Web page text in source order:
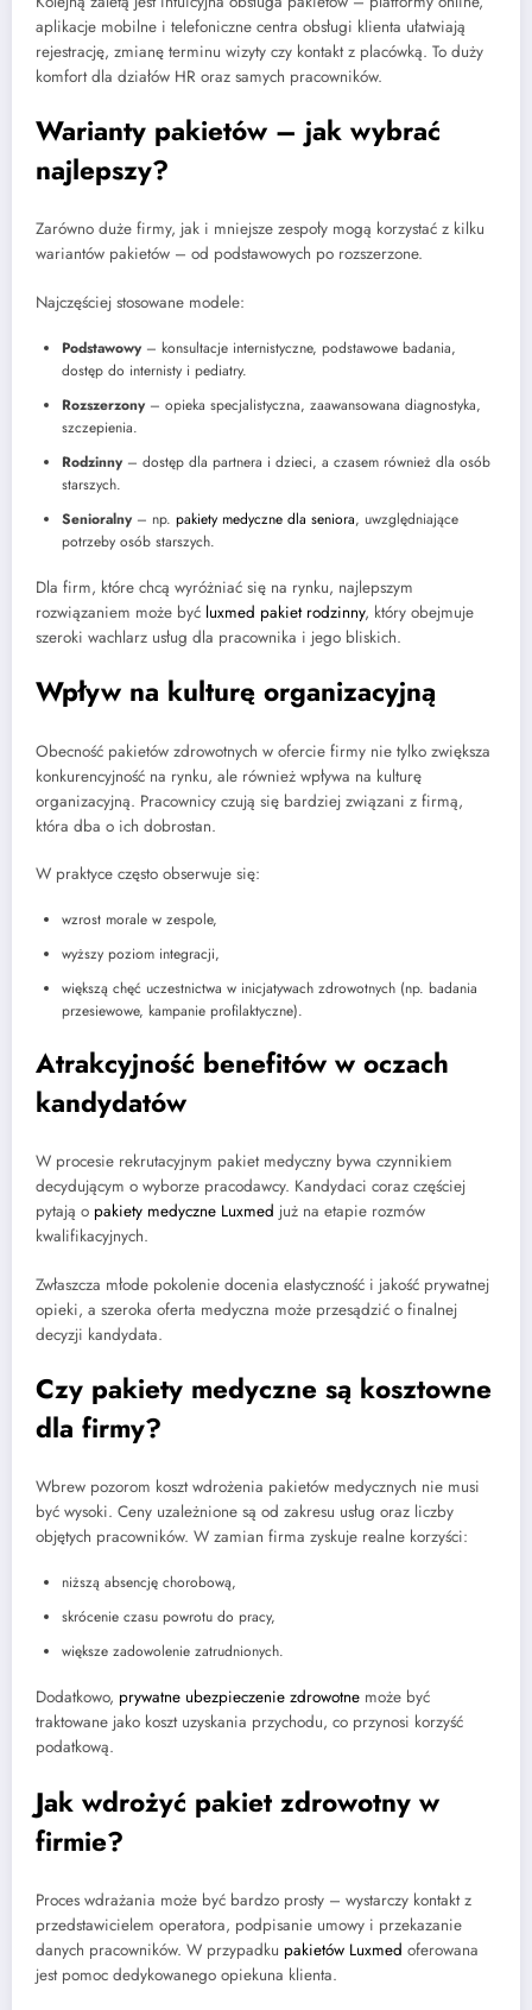
aplikacje mobilne i telefoniczne centra obsługi klienta ułatwiają
rejestrację, zmianę terminu wizyty czy kontakt z placówką. To duży
komfort dla działów HR oraz samych pracowników.
Warianty pakietów – jak wybrać
najlepszy?
Zarówno duże firmy, jak i mniejsze zespoły mogą korzystać z kilku
wariantów pakietów – od podstawowych po rozszerzone.
Najczęściej stosowane modele:
Podstawowy– konsultacje internistyczne, podstawowe badania,
dostęp do internisty i pediatry.
Rozszerzony– opieka specjalistyczna, zaawansowana diagnostyka,
szczepienia.
Rodzinny– dostęp dla partnera i dzieci, a czasem również dla osób
starszych.
Senioralny– np. pakiety medyczne dla seniora, uwzględniające
potrzeby osób starszych.
Dla firm, które chcą wyróżniać się na rynku, najlepszym
rozwiązaniem może być luxmed pakiet rodzinny, który obejmuje
szeroki wachlarz usług dla pracownika i jego bliskich.
Wpływ na kulturę organizacyjną
Obecność pakietów zdrowotnych w ofercie firmy nie tylko zwiększa
konkurencyjność na rynku, ale również wpływa na kulturę
organizacyjną. Pracownicy czują się bardziej związani z firmą,
która dba o ich dobrostan.
W praktyce często obserwuje się:
wzrost morale w zespole,
wyższy poziom integracji,
większą chęć uczestnictwa w inicjatywach zdrowotnych (np. badania
przesiewowe, kampanie profilaktyczne).
Atrakcyjność benefitów w oczach
kandydatów
W procesie rekrutacyjnym pakiet medyczny bywa czynnikiem
decydującym o wyborze pracodawcy. Kandydaci coraz częściej
pytają o pakiety medyczne Luxmed już na etapie rozmów
kwalifikacyjnych.
Zwłaszcza młode pokolenie docenia elastyczność i jakość prywatnej
opieki, a szeroka oferta medyczna może przesądzić o finalnej
decyzji kandydata.
Czy pakiety medyczne są kosztowne
dla firmy?
Wbrew pozorom koszt wdrożenia pakietów medycznych nie musi
być wysoki. Ceny uzależnione są od zakresu usług oraz liczby
objętych pracowników. W zamian firma zyskuje realne korzyści:
niższą absencję chorobową,
skrócenie czasu powrotu do pracy,
większe zadowolenie zatrudnionych.
Dodatkowo, prywatne ubezpieczenie zdrowotne może być
traktowane jako koszt uzyskania przychodu, co przynosi korzyść
podatkową.
Jak wdrożyć pakiet zdrowotny w
firmie?
Proces wdrażania może być bardzo prosty – wystarczy kontakt z
przedstawicielem operatora, podpisanie umowy i przekazanie
danych pracowników. W przypadku pakietów Luxmed oferowana
jest pomoc dedykowanego opiekuna klienta.